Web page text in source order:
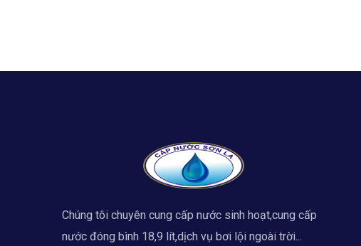
Chúng tôi chuyên cung cấp nước sinh hoạt,cung cấp
nước đóng bình 18,9 lít,dịch vụ bơi lội ngoài trời...